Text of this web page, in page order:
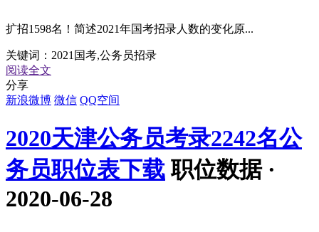
扩招1598名！简述2021年国考招录人数的变化原...
关键词： 2021国考,公务员招录
阅读全文
分享
新浪微博 微信 QQ空间
2020天津公务员考录2242名公
务员职位表下载 职位数据 ·
2020-06-28